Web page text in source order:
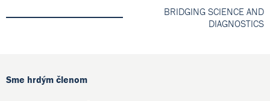
BRIDGING SCIENCE AND
DIAGNOSTICS
Sme hrdým členom